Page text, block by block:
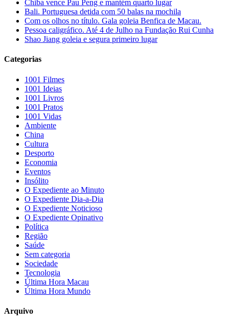
Chiba vence Pau Peng e mantém quarto lugar
Bali. Portuguesa detida com 50 balas na mochila
Com os olhos no título. Gala goleia Benfica de Macau.
Pessoa caligráfico. Até 4 de Julho na Fundação Rui Cunha
Shao Jiang goleia e segura primeiro lugar
Categorias
1001 Filmes
1001 Ideias
1001 Livros
1001 Pratos
1001 Vidas
Ambiente
China
Cultura
Desporto
Economia
Eventos
Insólito
O Expediente ao Minuto
O Expediente Dia-a-Dia
O Expediente Noticioso
O Expediente Opinativo
Política
Região
Saúde
Sem categoria
Sociedade
Tecnologia
Última Hora Macau
Última Hora Mundo
Arquivo